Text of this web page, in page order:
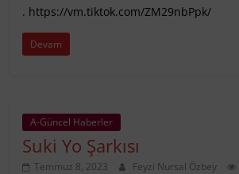
. https://vm.tiktok.com/ZM29nbPpk/
Devam
A-Güncel Haberler
Suki Yo Şarkısı
Temmuz 8, 2023 Feyzi Nursal Özbey